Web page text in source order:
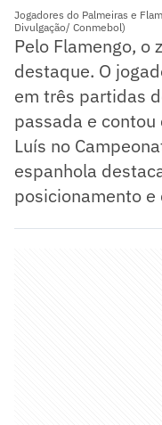
Jogadores do Palmeiras e
Divulgação/ Conmebol)
Pelo Flamengo, o
destaque. O
em três partidas
passada e
Luís no
espanhola
posicionamento